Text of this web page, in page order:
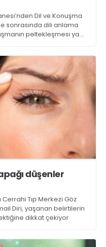
Dil ve Konuşma
sonrasında dili anlama
peltekleşmesi ya
de olumsuz etkiliyor’
düşenler
Tıp Merkezi Göz
Diri, yaşanan belirtilerin
dikkat çekiyor